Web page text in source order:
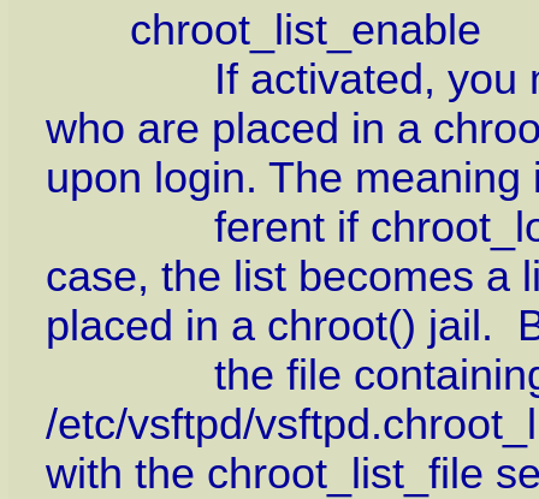
chroot_list_enable
If activated, you
who are placed in a
upon login. The meaning
ferent if
case, the list becomes a
placed in a chroot() jail.
the file containing
/etc/vsftpd/
with the chroot_list_file